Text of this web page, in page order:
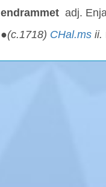
endrammet adj.
●(c.1718) CHal.ms ii.